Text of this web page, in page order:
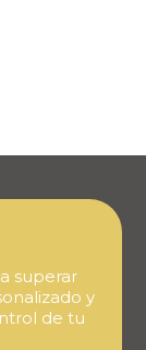
superar
y
de tu